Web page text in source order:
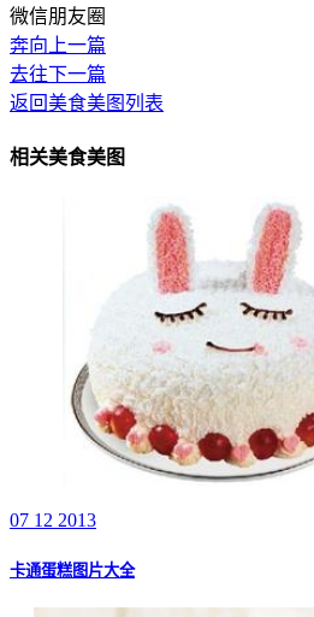
微信朋友圈
奔向上一篇
去往下一篇
返回美食美图列表
相关美食美图
07 12 2013
卡通蛋糕图片大全